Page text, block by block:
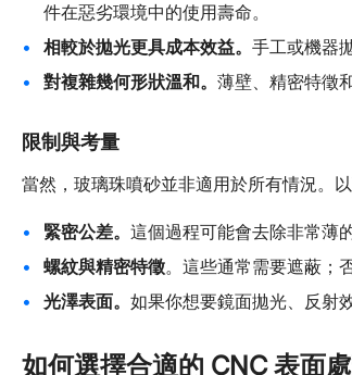
件在惡劣環境中的使用壽命。
相較於拋光更具成本效益。 手工或機器
對複雜幾何形狀溫和。 薄壁、精密特徵
限制與考量
當然，玻璃珠噴砂並非適用於所有情況。
緊密公差。 這個過程可能會去除非常薄
螺紋與精密特徵。這些通常需要遮蔽；
光澤表面。 如果你想要鏡面拋光、反射
如何選擇合適的 CNC 表面